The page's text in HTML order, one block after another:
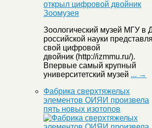
Зоологический музей МГУ в
российской науки
свой цифровой
двойник (http://izmmu.ru/).
Впервые самый крупный
университетский музей ... →
Фабрика сверхтяжелых
элементов ОИЯИ произвела
пять новых изотопов